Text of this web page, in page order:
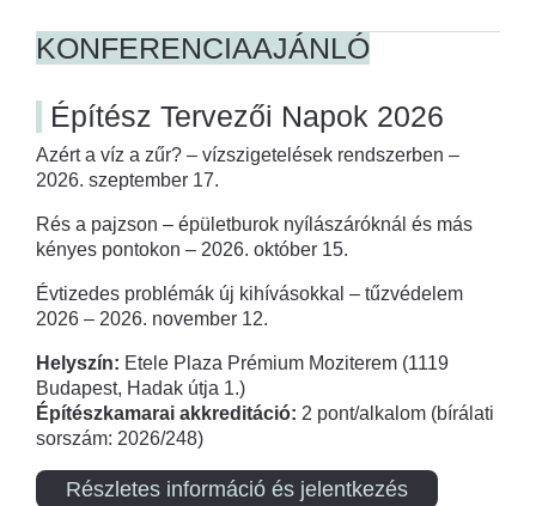
KONFERENCIAAJÁNLÓ
Építész Tervezői Napok 2026
Azért a víz a zűr? – vízszigetelések rendszerben –
2026. szeptember 17.
Rés a pajzson – épületburok nyílászáróknál és más
kényes pontokon – 2026. október 15.
Évtizedes problémák új kihívásokkal – tűzvédelem
2026 – 2026. november 12.
Helyszín: Etele Plaza Prémium Moziterem (1119
Budapest, Hadak útja 1.)
Építészkamarai akkreditáció: 2 pont/alkalom (bírálati
sorszám: 2026/248)
Részletes információ és jelentkezés